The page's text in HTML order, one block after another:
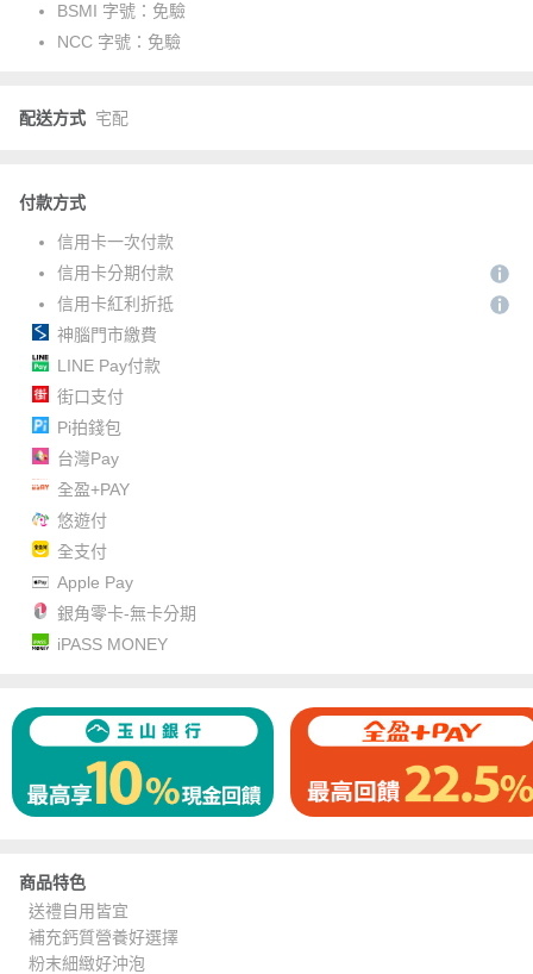
BSMI 字號： 免驗
NCC 字號： 免驗
配送方式 宅配
付款方式
信用卡一次付款
信用卡分期付款
信用卡紅利折抵
神腦門市繳費
LINE Pay付款
街口支付
Pi拍錢包
台灣Pay
全盈+PAY
悠遊付
全支付
Apple Pay
銀角零卡-無卡分期
iPASS MONEY
商品特色
送禮自用皆宜
補充鈣質營養好選擇
粉末細緻好沖泡